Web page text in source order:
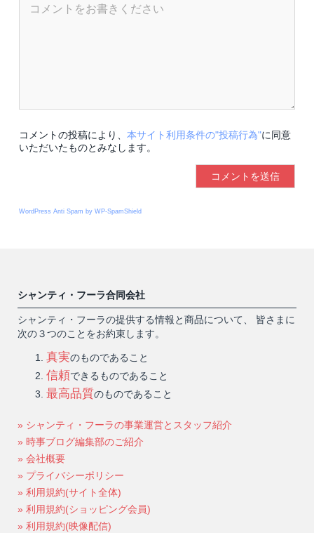
コメントの投稿により、 本サイト利用条件の"投稿行為"に同意
いただいたものとみなします。
WordPress Anti Spam by WP-SpamShield
シャンティ・フーラ合同会社
シャンティ・フーラの提供する情報と商品について、 皆さまに
次の３つのことをお約束します。
真実のものであること
信頼できるものであること
最高品質のものであること
» シャンティ・フーラの事業運営とスタッフ紹介
» 時事ブログ編集部のご紹介
» 会社概要
» プライバシーポリシー
» 利用規約(サイト全体)
» 利用規約(ショッピング会員)
» 利用規約(映像配信)